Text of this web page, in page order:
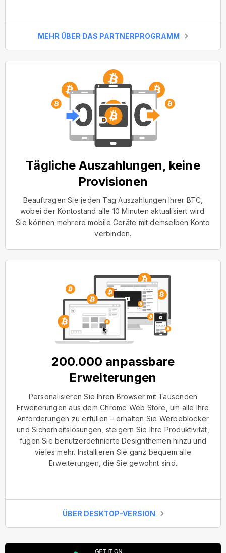
MEHR ÜBER DAS PARTNERPROGRAMM
Tägliche Auszahlungen, keine
Provisionen
Beauftragen Sie jeden Tag Auszahlungen Ihrer BTC,
wobei der Kontostand alle 10 Minuten aktualisiert wird.
Sie können mehrere mobile Geräte mit demselben Konto
verbinden.
200.000 anpassbare
Erweiterungen
Personalisieren Sie Ihren Browser mit Tausenden
Erweiterungen aus dem Chrome Web Store, um alle Ihre
Anforderungen zu erfüllen – erhalten Sie Werbeblocker
und Sicherheitslösungen, steigern Sie Ihre Produktivität,
fügen Sie benutzerdefinierte Designthemen hinzu und
vieles mehr. Installieren Sie ganz bequem alle
Erweiterungen, die Sie gewohnt sind.
ÜBER DESKTOP-VERSION